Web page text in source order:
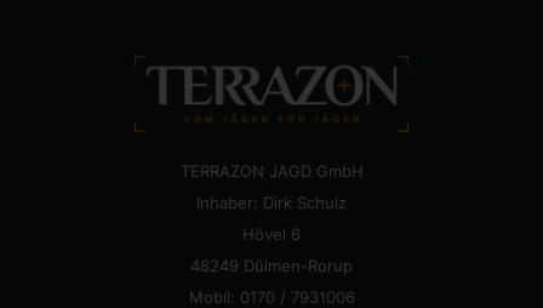
TERRAZON JAGD GmbH
Inhaber: Dirk Schulz
Hövel 6
48249 Dülmen-Rorup
Mobil: 0170 / 7931006